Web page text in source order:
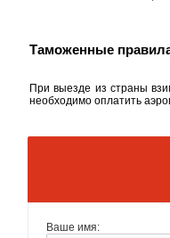
Таможенные
При выезде из страны
необходимо оплатить
Ваше имя: